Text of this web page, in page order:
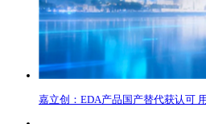
嘉立创：EDA产品国产替代获认可